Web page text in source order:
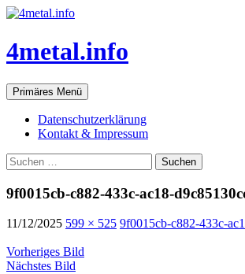
Zum
springen
4metal.info
Suchen
Primäres Menü
Datenschutzerklärung
Kontakt & Impressum
Suchen
nach:
9f0015cb-c882-433c-ac18-
11/12/2025 599 × 525 9f0015cb-c882-433c-
Vorheriges Bild
Nächstes Bild